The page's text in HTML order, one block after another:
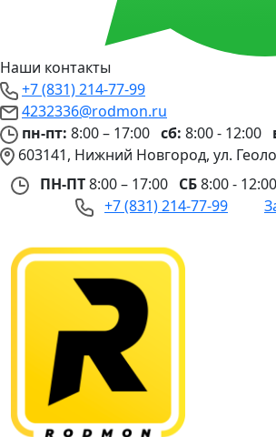
Наши контакты
+7 (831) 214-77-99
4232336@rodmon.ru
пн-пт: 8:00 – 17:00 сб: 8:00 - 12:00
603141, Нижний Новгород, ул.
ПН-ПТ8:00 – 17:00 СБ8:00 -
+7 (831) 214-77-99